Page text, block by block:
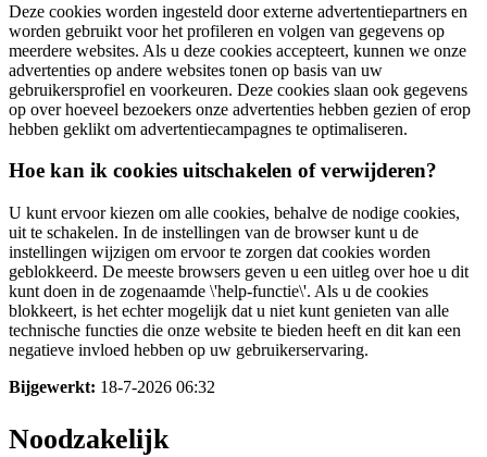
Deze cookies worden ingesteld door externe advertentiepartners en
worden gebruikt voor het profileren en volgen van gegevens op
meerdere websites. Als u deze cookies accepteert, kunnen we onze
advertenties op andere websites tonen op basis van uw
gebruikersprofiel en voorkeuren. Deze cookies slaan ook gegevens
op over hoeveel bezoekers onze advertenties hebben gezien of erop
hebben geklikt om advertentiecampagnes te optimaliseren.
Hoe kan ik cookies uitschakelen of verwijderen?
U kunt ervoor kiezen om alle cookies, behalve de nodige cookies,
uit te schakelen. In de instellingen van de browser kunt u de
instellingen wijzigen om ervoor te zorgen dat cookies worden
geblokkeerd. De meeste browsers geven u een uitleg over hoe u dit
kunt doen in de zogenaamde \'help-functie\'. Als u de cookies
blokkeert, is het echter mogelijk dat u niet kunt genieten van alle
technische functies die onze website te bieden heeft en dit kan een
negatieve invloed hebben op uw gebruikerservaring.
Bijgewerkt: 18-7-2026 06:32
Noodzakelijk